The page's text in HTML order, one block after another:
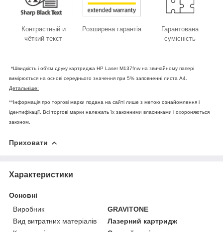
Контрастный и
чёткий текст
Розширена гарантія
Гарантована
сумісність
*Швидкість і об'єм друку картриджа HP Laser M137fnw на звичайному папері
вимірюється на основі середнього значення при 5% заповненні листа А4.
Детальніше:
**Інформація про торгові марки подана на сайті лише з метою ознайомлення і
ідентифікації. Всі торгові марки належать їх законними власниками і охороняються
законом.
Приховати
Характеристики
Основні
Виробник
GRAVITONE
Вид витратних матеріалів
Лазерний картридж